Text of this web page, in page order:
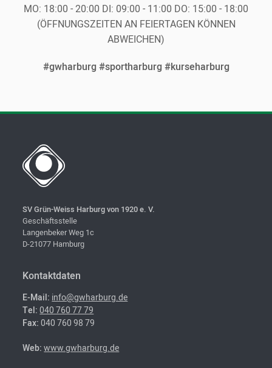
MO: 18:00 - 20:00 DI: 09:00 - 11:00 DO: 15:00 - 18:00
(ÖFFNUNGSZEITEN AN FEIERTAGEN KÖNNEN
ABWEICHEN)
#gwharburg #sportharburg #kurseharburg
SV Grün-Weiss Harburg von 1920 e. V.
Geschäftsstelle
Langenbeker Weg 1c
D-21077 Hamburg
Kontaktdaten
E-Mail: info@gwharburg.de
Tel: 040 760 77 79
Fax:040 760 98 79
Web: www.gwharburg.de